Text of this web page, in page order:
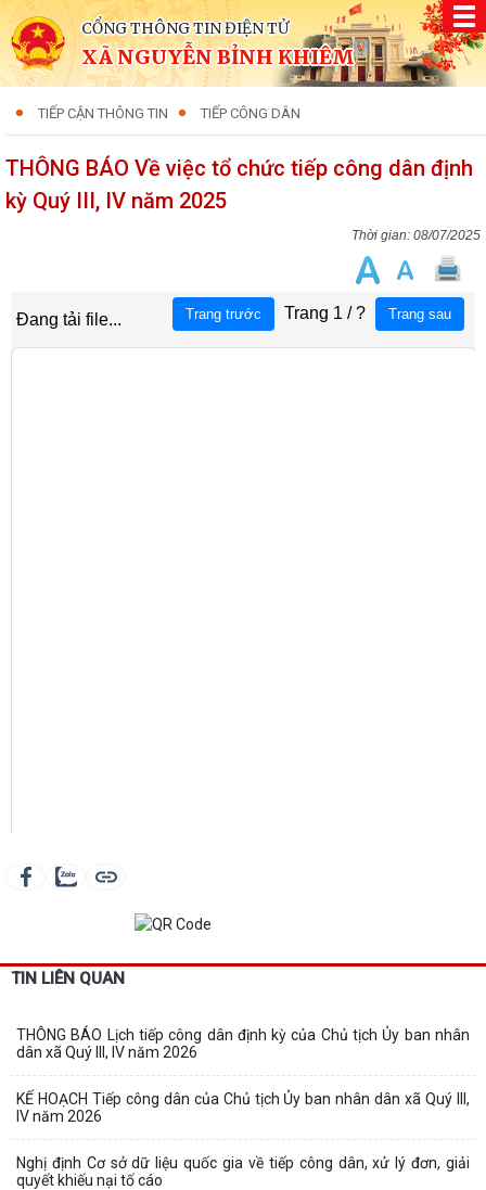
CỔNG THÔNG TIN ĐIỆN TỬ
XÃ NGUYỄN BỈNH KHIÊM
TIẾP CẬN THÔNG TIN TIẾP CÔNG DÂN
THÔNG BÁO Về việc tổ chức tiếp công dân định
kỳ Quý III, IV năm 2025
08/07/2025
TIN LIÊN QUAN
THÔNG BÁO Lịch tiếp công dân định kỳ của Chủ tịch Ủy ban nhân
dân xã Quý III, IV năm 2026
KẾ HOẠCH Tiếp công dân của Chủ tịch Ủy ban nhân dân xã Quý III,
IV năm 2026
Nghị định Cơ sở dữ liệu quốc gia về tiếp công dân, xử lý đơn, giải
quyết khiếu nại tố cáo